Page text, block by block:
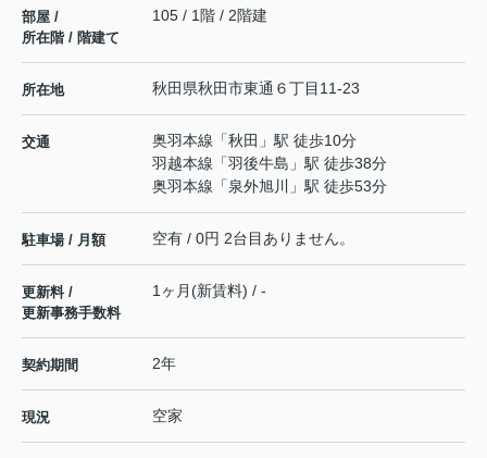
部屋 /
所在階 / 階建て
105 / 1階 / 2階建
所在地 秋田県秋田市東通 ６丁目11-23
交通 奥羽本線 「秋田 」駅 徒歩10分
羽越本線 「羽後牛島 」駅 徒歩38分
奥羽本線 「泉外旭川 」駅 徒歩53分
駐車場 / 月額 空有 / 0円 2台目ありません。
更新料 /
更新事務手数料
1ヶ月(新賃料) / -
契約期間 2年
現況 空家